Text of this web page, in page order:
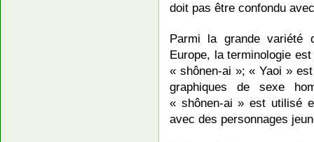
doit pas être confondu
Parmi la grande variété
Europe, la terminologie
« shônen-ai »; « Yaoi »
graphiques de sexe
« shônen-ai » est utilisé
avec des personnages